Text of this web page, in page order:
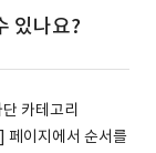
있나요?
카테고리
페이지에서 순서를